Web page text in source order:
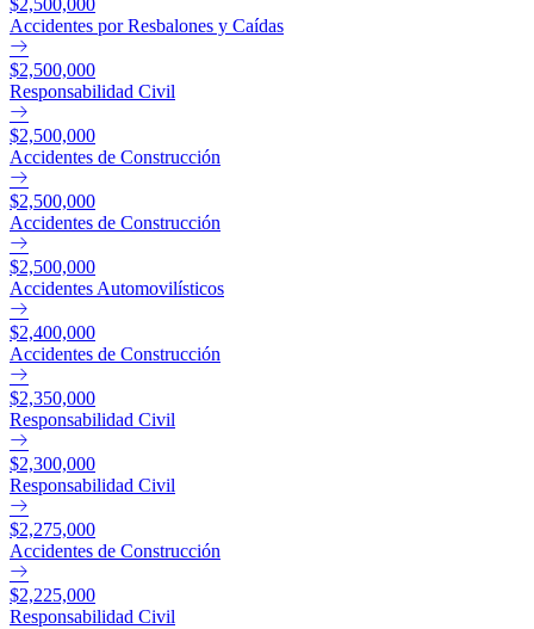
$2,500,000
Accidentes por Resbalones y Caídas
$2,500,000
Responsabilidad Civil
$2,500,000
Accidentes de Construcción
$2,500,000
Accidentes de Construcción
$2,500,000
Accidentes Automovilísticos
$2,400,000
Accidentes de Construcción
$2,350,000
Responsabilidad Civil
$2,300,000
Responsabilidad Civil
$2,275,000
Accidentes de Construcción
$2,225,000
Responsabilidad Civil